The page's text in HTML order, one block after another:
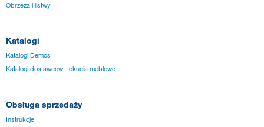
Obrzeża i listwy
Katalogi
Katalogi Demos
Katalogi dostawców - okucia meblowe
Obsługa sprzedaży
Instrukcje